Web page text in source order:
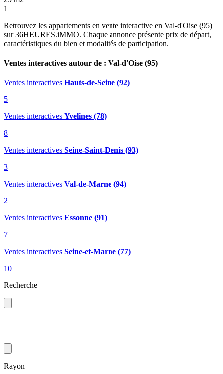
1
Retrouvez les appartements en vente interactive en Val-d'Oise (95)
sur 36HEURES.iMMO. Chaque annonce présente prix de départ,
caractéristiques du bien et modalités de participation.
Ventes interactives autour de : Val-d'Oise (95)
Ventes interactives Hauts-de-Seine (92)
5
Ventes interactives Yvelines (78)
8
Ventes interactives Seine-Saint-Denis (93)
3
Ventes interactives Val-de-Marne (94)
2
Ventes interactives Essonne (91)
7
Ventes interactives Seine-et-Marne (77)
10
Recherche
Rayon